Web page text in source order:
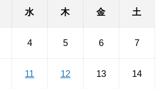
水 木 金 土
4 5 6 7
11 12 13 14